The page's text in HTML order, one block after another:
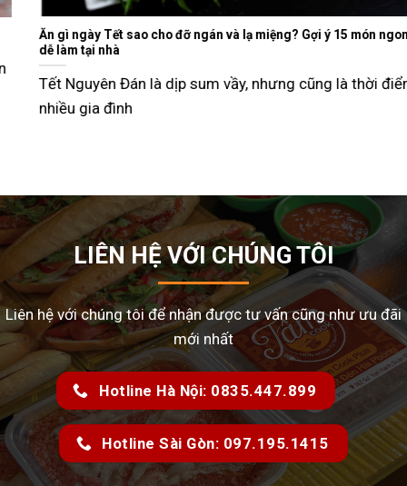
Ăn gì ngày Tết sao cho đỡ ngán và lạ miệng? Gợi ý 15 món ngon
dễ làm tại nhà
Tết Nguyên Đán là dịp sum vầy, nhưng cũng là thời điểm
nhiều gia đình
LIÊN HỆ VỚI CHÚNG TÔI
Liên hệ với chúng tôi để nhận được tư vấn cũng như ưu đãi
mới nhất
Hotline Hà Nội: 0835.447.899
Hotline Sài Gòn: 097.195.1415